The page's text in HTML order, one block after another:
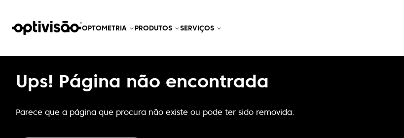
OPTOMETRIA PRODUTOS SERVIÇOS
Ups! Página não encontrada
Parece que a página que procura não existe ou pode ter sido removida.